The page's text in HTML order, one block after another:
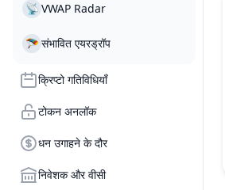
📡 VWAP Radar
🪂संभावित एयरड्रॉप
क्रिप्टो गतिविधियाँ
टोकन अनलॉक
धन उगाहने के दौर
निवेशक और वीसी